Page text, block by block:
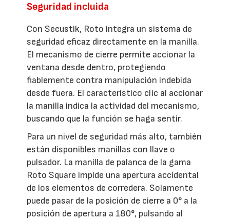
Seguridad incluida
Con Secustik, Roto integra un sistema de
seguridad eficaz directamente en la manilla.
El mecanismo de cierre permite accionar la
ventana desde dentro, protegiendo
fiablemente contra manipulación indebida
desde fuera. El característico clic al accionar
la manilla indica la actividad del mecanismo,
buscando que la función se haga sentir.
Para un nivel de seguridad más alto, también
están disponibles manillas con llave o
pulsador. La manilla de palanca de la gama
Roto Square impide una apertura accidental
de los elementos de corredera. Solamente
puede pasar de la posición de cierre a 0° a la
posición de apertura a 180°, pulsando al